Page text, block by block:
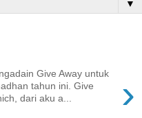
▼
›
Give Away untuk
tahun ini. Give
dari aku a...